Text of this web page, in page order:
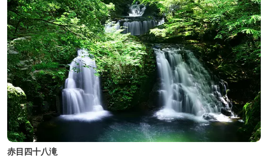
赤目四十八滝